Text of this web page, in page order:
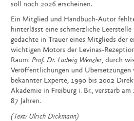
soll noch 2026 erscheinen.
Ein Mitglied und Handbuch-Autor
hinterlässt eine schmerzliche Leerstelle
gedachte in Trauer eines Mitglieds der
wichtigen Motors der Levinas-
Raum:Prof. Dr. Ludwig Wenzler, durch
Veröffentlichungen und Übersetzungen
bekannter Experte, 1990 bis 2002
Akademie in Freiburg i. Br., verstarb
87 Jahren.
(Text: Ulrich Dickmann)